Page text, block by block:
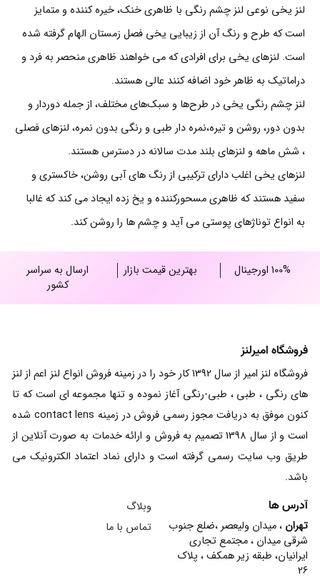
لنز یخی نوعی لنز چشم رنگی با ظاهری خنک، خیره کننده و متمایز
است که طرح و رنگ آن از زیبایی یخی فصل زمستان الهام گرفته شده
است. لنزهای یخی برای افرادی که می خواهند ظاهری منحصر به فرد و
دراماتیک به ظاهر خود اضافه کنند عالی هستند.
لنز چشم رنگی یخی در طرح‌ها و سبک‌های مختلف، از جمله دوردار و
بدون دور، روشن و تیره،نمره دار طبی و رنگی بدون نمره، لنزهای فصلی
، شش ماهه و لنزهای بلند مدت سالانه در دسترس هستند.
لنزهای یخی اغلب دارای ترکیبی از رنگ های آبی روشن، خاکستری و
سفید هستند که ظاهری مسحورکننده و یخ زده ایجاد می کند که غالبا
به انواع توناژهای پوستی می آید و چشم ها را روشن کند.
100% اورجینال بهترین قیمت بازار
ارسال به سراسر
کشور
فروشگاه امیرلنز
فروشگاه لنز امیر از سال 1392 کار خود را در زمینه فروش انواع لنز اعم از لنز
های رنگی ، طبی ، طبی-رنگی آغاز نموده و تنها مجموعه ای است که تا
کنون موفق به دریافت مجوز رسمی فروش در زمینه contact lens شده
است و از سال 1398 تصمیم به فروش و ارائه خدمات به صورت آنلاین از
طریق وب سایت رسمی گرفته است و دارای نماد اعتماد الکترونیک می
باشد.
آدرس ها
تهران ، میدان ولیعصر ،ضلع جنوب
شرقی میدان ، مجتمع تجاری
ایرانیان، طبقه زیر همکف ، پلاک
26
وبلاگ
تماس با ما